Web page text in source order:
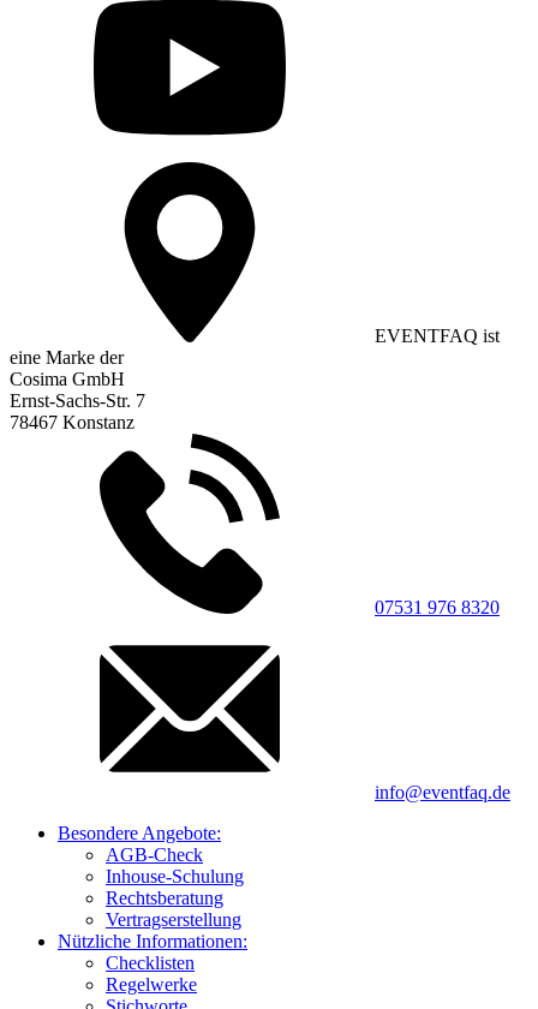
EVENTFAQ ist
eine Marke der
Cosima GmbH
Ernst-Sachs-Str. 7
78467 Konstanz
07531 976 8320
info@eventfaq.de
Besondere Angebote:
AGB-Check
Inhouse-Schulung
Rechtsberatung
Vertragserstellung
Nützliche Informationen:
Checklisten
Regelwerke